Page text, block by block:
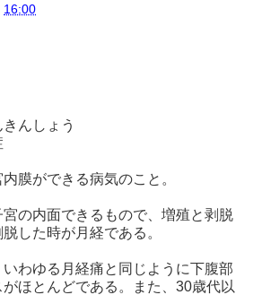
16:00
んしょう
膜ができる病気のこと。
の内面できるもので、増殖と剥脱
した時が月経である。
わゆる月経痛と同じように下腹部
ほとんどである。また、30歳代以